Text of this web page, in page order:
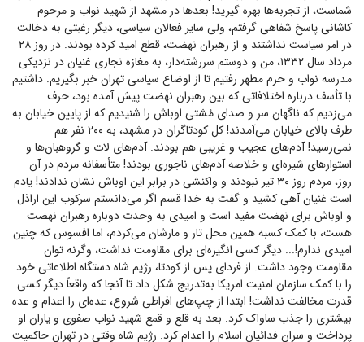
شماست، از تجربه‌ها بهره گیرید! بعد‌ها در مشهد از شهید نواب و مرحوم
کاشانی پاسخ شفاهی گرفتم، ولی سایر فعالان سیاسی، دیگر رغبتی به دخالت
در امر سیاست نداشتند و از رهبران نهضت، قطع امید کرده بودند. در روز ۲۸
مرداد سال ۱۳۳۲، من و دوستم سررشته‌دار، به مغازه نجاری غنیان در نزدیکی
مدرسه نواب و حرم مطهر رفتیم تا از اوضاع سیاسی تهران خبر بگیریم. داشتیم
با تأسف درباره اختلافاتی که بین رهبران نهضت پیش آمده بود، حرف
می‌زدیم که ناگهان سر و صدای مُشتی اوباش را شنیدیم که از پایین خیابان به
طرف بالای خیابان می‌آمدند! کل کودتاگران در مشهد، به ۲۰۰ نفر هم
نمی‌رسید! آدم‌های عجیب و غریبی هم بودند. آدم‌های لات و گروهبان‌ها و
استوار‌های شیره‌ای و خلاصه آدم‌های ناجوری بودند! متأسفانه مردم در آن
روز، مردم روز ۳۰ تیر نبودند و واکنشی در برابر این اوباش نشان ندادند! یادم
است غنیان آهی کشید و گفت به خدا قسم اگر می‌دانستم سرکوب این اراذل
و اوباش برای نهضت مفید است و امیدی به وحدت دوباره رهبران نهضت
هست، با کمک کسبه همین محل تار و مارشان می‌کردم، اما افسوس که چنین
امیدی ندارم!... دیگر کسی انگیزه‌ای برای مقاومت نداشت، وگرنه توان
مقاومت وجود داشت. از فردای پس از کودتا، رژیم شاه دستگاه اطلاعاتی خود
را با کمک سازمان امنیت امریکا به‌تدریج شکل داد تا آنجا که واقعاً دیگر کسی
قدرت مخالفت نداشت! ابتدا از چپ‌های افراطی شروع، عده‌ای را اعدام و عده
بیشتری را جذب ساواک کرد. بعد به قلع و قمع شهید نواب صفوی و یاران او
پرداخت و سران فدائیان اسلام را اعدام کرد. رژیم شاه وقتی در تهران حاکمیت